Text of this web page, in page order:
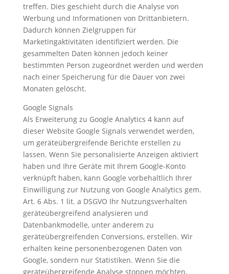
treffen. Dies geschieht durch die Analyse von
Werbung und Informationen von Drittanbietern.
Dadurch können Zielgruppen für
Marketingaktivitäten identifiziert werden. Die
gesammelten Daten können jedoch keiner
bestimmten Person zugeordnet werden und werden
nach einer Speicherung für die Dauer von zwei
Monaten gelöscht.
Google Signals
Als Erweiterung zu Google Analytics 4 kann auf
dieser Website Google Signals verwendet werden,
um geräteübergreifende Berichte erstellen zu
lassen. Wenn Sie personalisierte Anzeigen aktiviert
haben und Ihre Geräte mit Ihrem Google-Konto
verknüpft haben, kann Google vorbehaltlich Ihrer
Einwilligung zur Nutzung von Google Analytics gem.
Art. 6 Abs. 1 lit. a DSGVO Ihr Nutzungsverhalten
geräteübergreifend analysieren und
Datenbankmodelle, unter anderem zu
geräteübergreifenden Conversions, erstellen. Wir
erhalten keine personenbezogenen Daten von
Google, sondern nur Statistiken. Wenn Sie die
geräteübergreifende Analyse stoppen möchten,